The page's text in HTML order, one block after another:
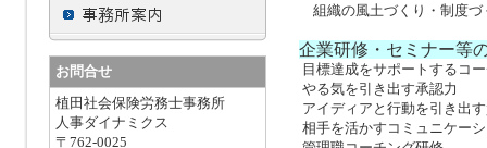
組織の風土づくり・制度づ
企業研修・セミナー等
目標達成をサポートするコ
やる気を引き出す承認力
アイディアと行動を引き出
相手を活かすコミュニケー
お問合せ
植田社会保険労務士事務所
人事ダイナミクス
〒762-0025